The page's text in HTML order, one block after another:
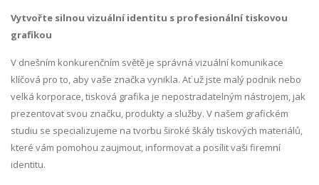
Vytvořte silnou vizuální identitu s profesionální tiskovou
grafikou
V dnešním konkurenčním světě je správná vizuální komunikace
klíčová pro to, aby vaše značka vynikla. Ať už jste malý podnik nebo
velká korporace, tisková grafika je nepostradatelným nástrojem, jak
prezentovat svou značku, produkty a služby. V našem grafickém
studiu se specializujeme na tvorbu široké škály tiskových materiálů,
které vám pomohou zaujmout, informovat a posílit vaši firemní
identitu.